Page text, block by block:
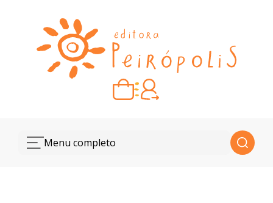
Carrinho vazio
Quando escolher seus livros, eles aparecem aqui.
Menu completo